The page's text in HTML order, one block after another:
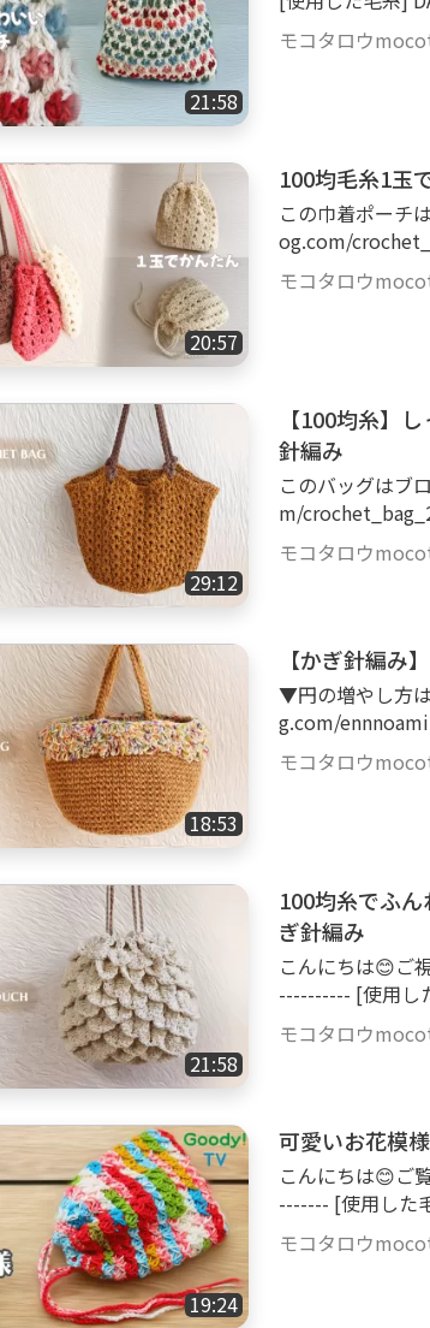
21:58
毛100％ 1玉使いました。 毛糸ピエロ：ベーシ
100％ 1玉使いました。 [使用したかぎ針] 6号（3.5
モコタロウ
20:57
100均毛糸1玉
この巾着ポーチ
og.com/
Seria：NEWエンジ
針] 6号（3.5㎜） エティモレッド かぎ針セット TED-001 楽天リンク▶http
モコタロウ
29:12
【100均糸】
針編み
このバッグはブ
m/crochet_bag_240422/
糸] Seria：NEWエンジェルコットン カラー：14番、17番 綿100％ 25g、約
65m 14番は1玉（持ち
cm、底直径：
モコタロウ
18:53
【かぎ針編み
▼円の増やし方
g.com/
-------------------------------------- [使用
カラー：シトラ
縦：約19cm、
モコタロウ
21:58
100均糸でふ
ぎ針編み
こんにちは😊ご視聴頂き
---------- [使用した素材] Seria：NEWエンジェルコットン カラー：1番、10
番 綿100％ 25g
とだけ使いました。 DAISO：バッグ底板（4個入りの小さい
モコタロウ
19:24
可愛いお花模
こんにちは😊ご覧頂きあ
------- [使用した毛糸] Seria：ミルフィムソックヤーン カラー：16番 アクリ
ル100％ 35g、約105m
（3.5㎜） ------------------------------------- [サイズ] 縦：約18.5cm、横：約1
モコタロウ